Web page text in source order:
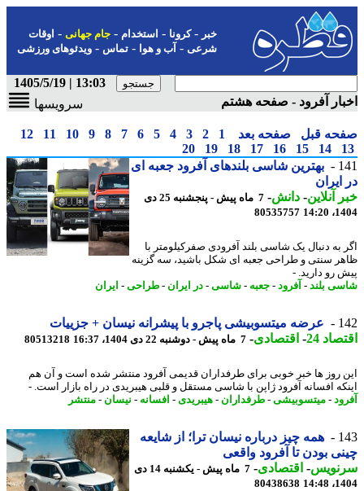
-کرونا-استخدام- جام جهانی-اوقات
شرعی-آب و هوا-تماس-ویدئوهای ورزشی
13:03 | 1405/5/19
آفرود - صفحه هشتم
سرویسها
قبل صفحه بعد 1
2
3
4
5
6
7
8
9
10
11
12
14
15
16
17
18
19
20
بهترین شاسی بلندهای آفرود جعبه ای
آنلاین-دانش -
7 ماه پیش - پنجشنبه 25 دی
80535757
به دنبال یک شاسی بلند آفرودی صفرکیلومتر با
سنتی و طراحی جعبه ای شکل باشید، سه گزینه
رو دارید. -
بلند-آفرود- جعبه-شاسی-در ایران - طراحی -ایران
عرضه میتسوبیشی پاجرو با پیشرانه نیسان + جزییات
24
-اقتصادی-7 ماه پیش - دوشنبه 22 دی 1404، 16:37 80513218
روز ها خبر خوبی برای طرفداران قدیمی آفرود منتشر شده است و آن هم
افسانه آفرود ژاپن با شاسی مستقل و قلبی هیبریدی در راه بازار است. -
- میتسوبیشی-طرفداران - هیبریدی -افسانه-نیسان-منتشر
همه چیز درباره نیسان ترا؛ از شایعه
بودن تا آفرود واقعی
-اقتصادی-
7 ماه پیش - یکشنبه 14 دی
80438638